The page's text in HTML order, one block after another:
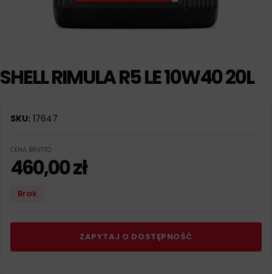
SHELL RIMULA R5 LE 10W40 20L
SKU: 17647
CENA BRUTTO
460,00zł
Brak
ZAPYTAJ O DOSTĘPNOŚĆ